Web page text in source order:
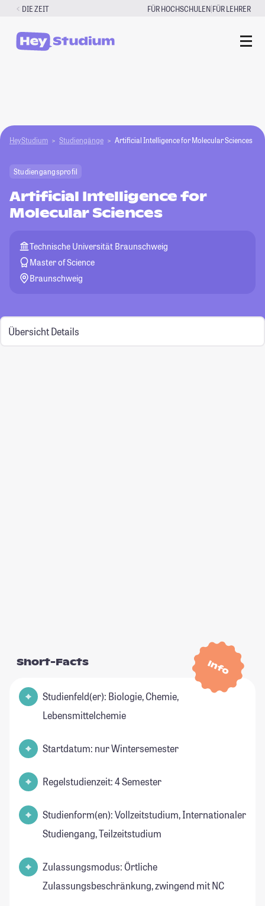
Zum
springen
DIE ZEIT FÜR HOCHSCHULEN|FÜR LEHRER
HeyStudium Studiengänge Artificial Intelligence for Molecular Sciences
Studiengangsprofil
Artificial Intelligence for
Molecular Sciences
Technische Universität Braunschweig
Master of Science
Braunschweig
Übersicht Details
Info
Short-Facts
Studienfeld(er): Biologie, Chemie,
Lebensmittelchemie
Startdatum: nur Wintersemester
Regelstudienzeit: 4 Semester
Studienform(en): Vollzeitstudium, Internationaler
Studiengang, Teilzeitstudium
Zulassungsmodus: Örtliche
Zulassungsbeschränkung, zwingend mit NC